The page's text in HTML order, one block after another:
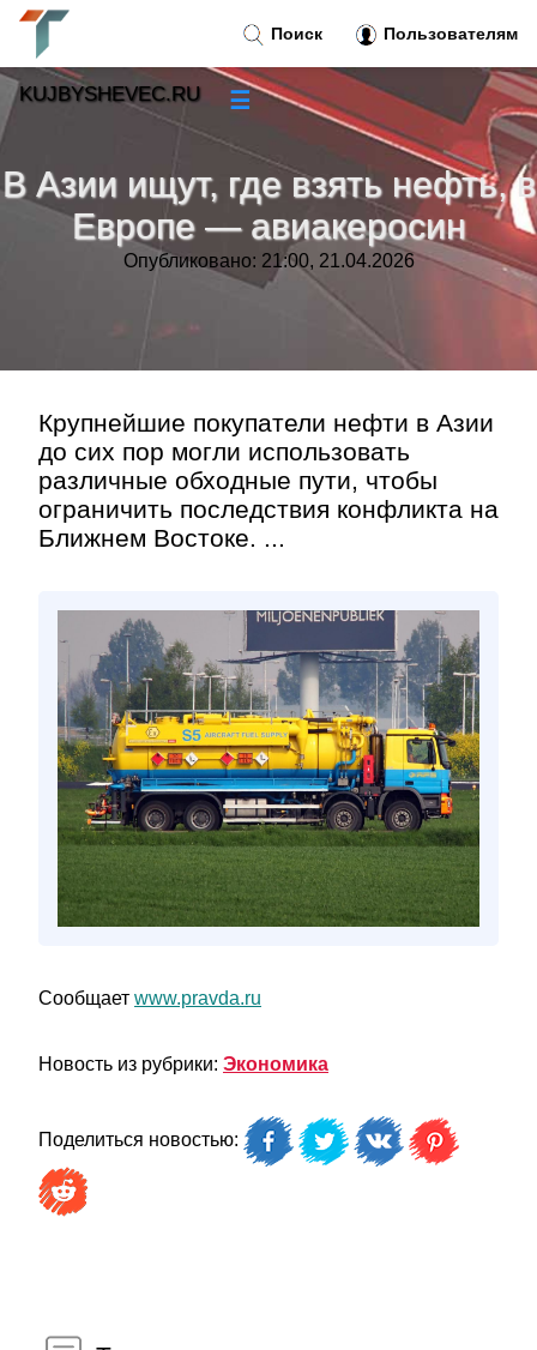
В Азии ищут, где взять нефть, в
Европе — авиакеросин
Опубликовано: 21:00, 21.04.2026
Крупнейшие покупатели нефти в Азии
до сих пор могли использовать
различные обходные пути, чтобы
ограничить последствия конфликта на
Ближнем Востоке. ...
Сообщает www.pravda.ru
Новость из рубрики: Экономика
Поделиться новостью:
Поиск Пользователям
KUJBYSHEVEC.RU ☰
»
Тренды новостей»
»
Контакт»